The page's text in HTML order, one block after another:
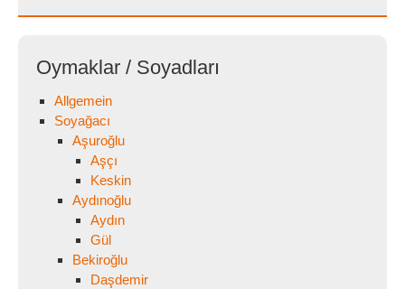
Oymaklar / Soyadları
Allgemein
Soyağacı
Aşuroğlu
Aşçı
Keskin
Aydınoğlu
Aydın
Gül
Bekiroğlu
Daşdemir